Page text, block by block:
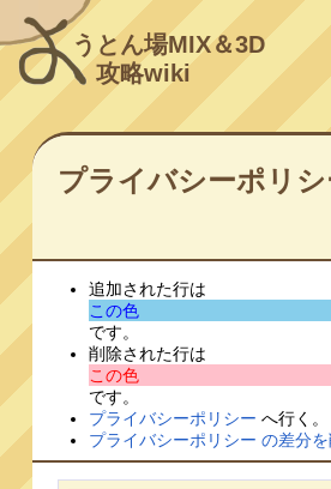
うとん場MIX＆3D
攻略wiki
プライバシーポリシ
追加された行は
この色
です。
削除された行は
この色
です。
プライバシーポリシー へ行く。
プライバシーポリシー の差分